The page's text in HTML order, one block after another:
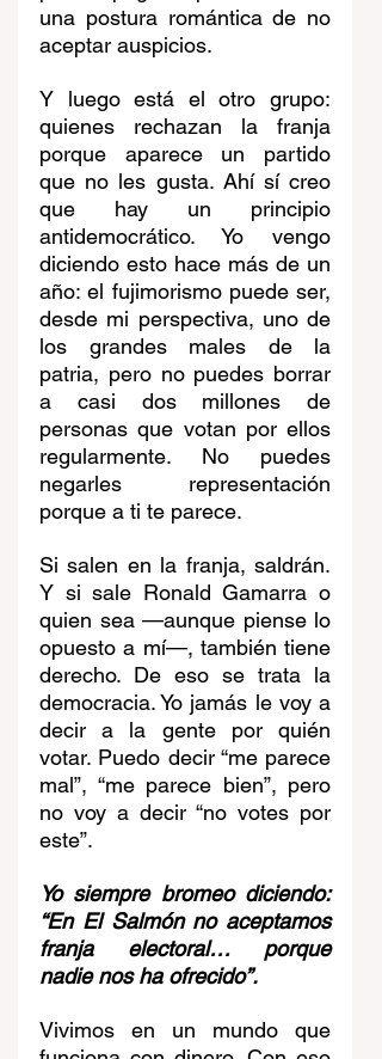
una postura romántica de no
aceptar auspicios.
Y luego está el otro grupo:
quienes rechazan la franja
porque aparece un partido
que no les gusta. Ahí sí creo
que hay un principio
antidemocrático. Yo vengo
diciendo esto hace más de un
año: el fujimorismo puede ser,
desde mi perspectiva, uno de
los grandes males de la
patria, pero no puedes borrar
a casi dos millones de
personas que votan por ellos
regularmente. No puedes
negarles representación
porque a ti te parece.
Si salen en la franja, saldrán.
Y si sale Ronald Gamarra o
quien sea —aunque piense lo
opuesto a mí—, también tiene
derecho. De eso se trata la
democracia. Yo jamás le voy a
decir a la gente por quién
votar. Puedo decir “me parece
mal”, “me parece bien”, pero
no voy a decir “no votes por
este”.
Yo siempre bromeo diciendo:
“En El Salmón no aceptamos
franja electoral… porque
nadie nos ha ofrecido”.
Vivimos en un mundo que